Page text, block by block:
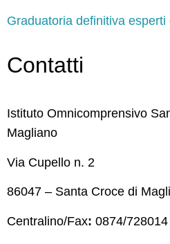
Graduatoria definitiva esperti
Contatti
Istituto Omnicomprensivo
Magliano
Via Cupello n. 2
86047 – Santa Croce di
Centralino/Fax: 0874/